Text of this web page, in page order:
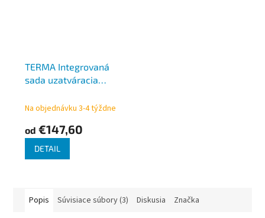
TERMA Integrovaná
sada uzatváracia
rôzne farby
Na objednávku 3-4 týždne
od €147,60
DETAIL
Popis Súvisiace súbory (3) Diskusia Značka